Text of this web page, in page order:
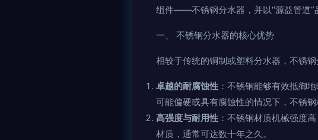
组件——不锈钢分水器，并以“源益管道”
一、 不锈钢分水器的核心优势
相较于传统的铜制或塑料分水器，不锈
卓越的耐腐蚀性 ：不锈钢能够有效抵御
可能偏硬或具有腐蚀性的情况下，不锈
高强度与耐用性 ：不锈钢材质机械强度
材质，通常可达数十年之久。